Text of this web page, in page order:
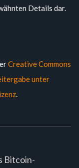
Details dar.
Creative Commons
unter
.
Bitcoin-